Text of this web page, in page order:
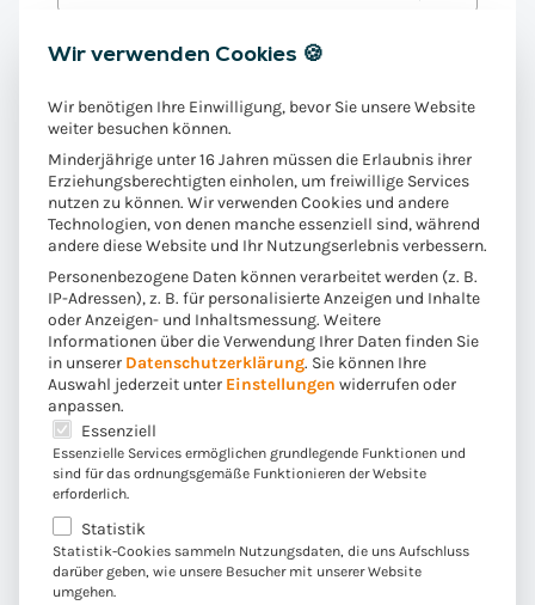
Straße, Hausnummer*
Ort*
Land*
Postleitzahl*
D
S
G
V
O
-
E
i
Ja, ich bin damit einverstanden, dass die
Unternehmen der Convista-Gruppe meine
personenbezogenen Daten verarbeiten, um
mich per E-Mail über Neuigkeiten,
Leistungen, Events und Umfragen der
Convista zu informieren und bezüglich
individueller Leistungsangebote sowie
diesbezüglicher Beratung zu kontaktieren.
Wir verwenden Cookies 🍪
Wir benötigen Ihre Einwilligung, bevor Sie unsere Website
weiter besuchen können.
Minderjährige unter 16 Jahren müssen die Erlaubnis ihrer
Erziehungsberechtigten einholen, um freiwillige Services
nutzen zu können. Wir verwenden Cookies und andere
Technologien, von denen manche essenziell sind, während
andere diese Website und Ihr Nutzungserlebnis verbessern.
Personenbezogene Daten können verarbeitet werden (z. B.
IP-Adressen), z. B. für personalisierte Anzeigen und Inhalte
oder Anzeigen- und Inhaltsmessung. Weitere
Informationen über die Verwendung Ihrer Daten finden Sie
in unserer Datenschutzerklärung. Sie können Ihre
Auswahl jederzeit unter Einstellungen widerrufen oder
anpassen.
Es folgt eine Liste der Service-Gruppen, für die eine
Essenziell
Essenzielle Services ermöglichen grundlegende Funktionen und
sind für das ordnungsgemäße Funktionieren der Website
erforderlich.
Statistik
Statistik-Cookies sammeln Nutzungsdaten, die uns Aufschluss
darüber geben, wie unsere Besucher mit unserer Website
umgehen.